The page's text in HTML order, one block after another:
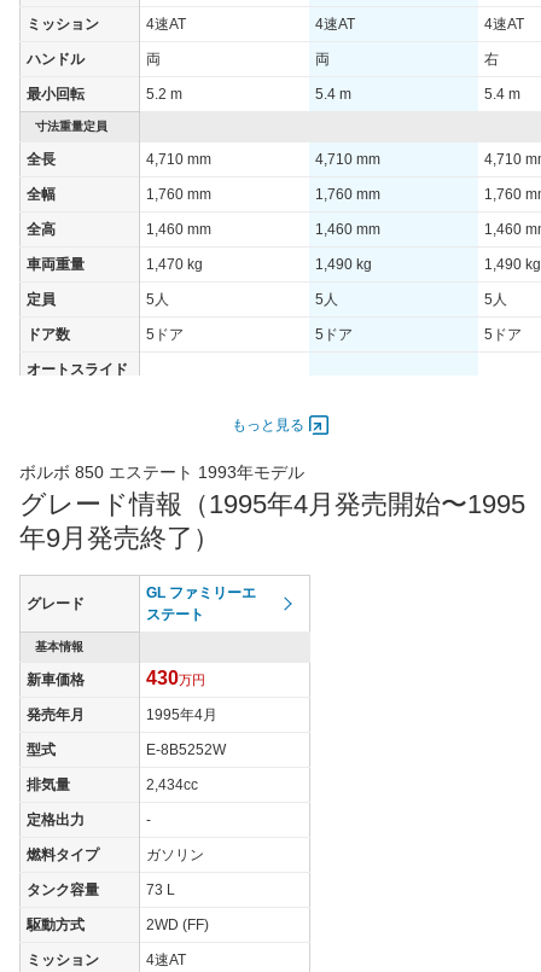
1015モード 9km/L 9km/L
60km定地 - -
装備オプション 装備詳細を見る 装備詳細を見る
ミッション 4速AT 4速AT 4速AT
ハンドル 両 両 右
最小回転 5.2 m 5.4 m 5.4 m
寸法重量定員
全長 4,710 mm 4,710 mm 4,710
全幅 1,760 mm 1,760 mm 1,760
全高 1,460 mm 1,460 mm 1,460
車両重量 1,470 kg 1,490 kg 1,490 kg
定員 5人 5人 5人
ドア数 5ドア 5ドア 5ドア
オートスライド
最高トルク 205.9 [21]/ 3,600 219.7 [22.4]/ 3,300 205.9
過給機 -
(前)
195/60R15
タイヤサイズ
(後)
街地)
-
WLTCモード(郊
外)
WLTCモード(高
-
もっと見る
ボルボ 850 エステート 1993年モデル
グレード情報（1995年4月発売開始〜1995
年9月発売終了）
グレード
GL ファミリーエ
ステート
基本情報
新車価格 430万円
発売年月 1995年4月
型式 E-8B5252W
排気量 2,434cc
定格出力 -
燃料タイプ ガソリン
タンク容量 73 L
駆動方式 2WD (FF)
ミッション 4速AT